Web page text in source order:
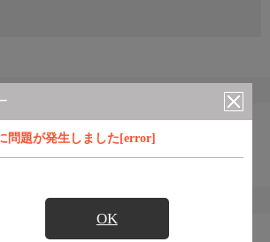
問題が発生しました[error]
OK
すすめ番組